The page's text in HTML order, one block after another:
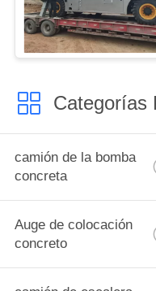
Categorías
camión de la bomba
concreta
Auge de colocación
concreto